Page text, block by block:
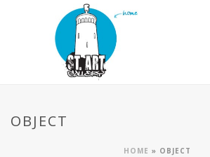
OBJECT
HOME » OBJECT